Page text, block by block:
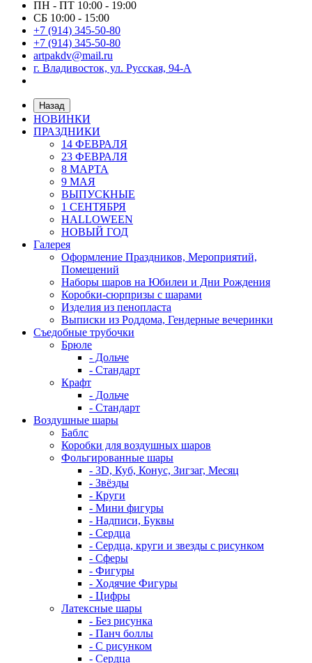
ПН - ПТ 10:00 - 19:00
СБ 10:00 - 15:00
+7 (914) 345-50-80
+7 (914) 345-50-80
artpakdv@mail.ru
г. Владивосток, ул. Русская, 94-А
Назад
НОВИНКИ
ПРАЗДНИКИ
14 ФЕВРАЛЯ
23 ФЕВРАЛЯ
8 МАРТА
9 МАЯ
ВЫПУСКНЫЕ
1 СЕНТЯБРЯ
HALLOWEEN
НОВЫЙ ГОД
Галерея
Оформление Праздников, Мероприятий,
Помещений
Наборы шаров на Юбилеи и Дни Рождения
Коробки-сюрпризы с шарами
Изделия из пенопласта
Выписки из Роддома, Гендерные вечеринки
Съедобные трубочки
Брюле
- Дольче
- Стандарт
Крафт
- Дольче
- Стандарт
Воздушные шары
Баблс
Коробки для воздушных шаров
Фольгированные шары
- 3D, Куб, Конус, Зигзаг, Месяц
- Звёзды
- Круги
- Мини фигуры
- Надписи, Буквы
- Сердца
- Сердца, круги и звезды с рисунком
- Сферы
- Фигуры
- Ходячие Фигуры
- Цифры
Латексные шары
- Без рисунка
- Панч боллы
- С рисунком
- Сердца